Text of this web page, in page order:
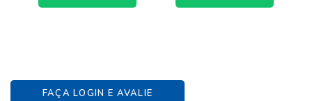
FAÇA LOGIN E AVALIE